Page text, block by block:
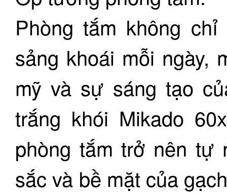
Phòng tắm không
sảng khoái mỗi ngày,
mỹ và sự sáng tạo
trắng khói Mikado
phòng tắm trở nên tự
sắc và bề mặt của